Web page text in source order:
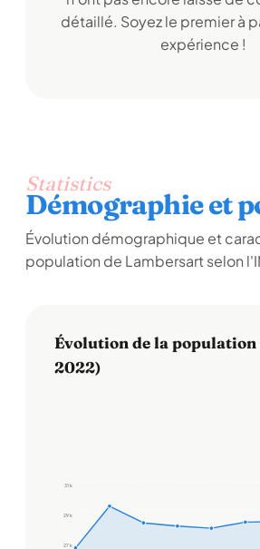
détaillé. Soyez le premier à
expérience !
Statistics
Démographie et
Évolution démographique et
population de Lambersart selon
Évolution de la
2022)
27 k
29 k
31 k